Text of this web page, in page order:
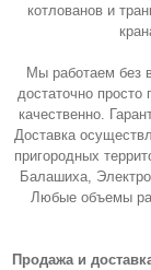
котлованов и
Мы работаем без
достаточно
качественно.
Доставка
пригородных
Балашиха,
Любые объемы
Продажа и